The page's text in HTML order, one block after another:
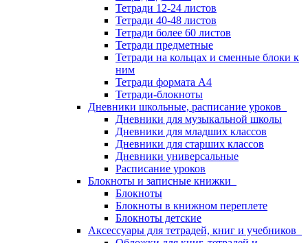
Тетради 12-24 листов
Тетради 40-48 листов
Тетради более 60 листов
Тетради предметные
Тетради на кольцах и сменные блоки к
ним
Тетради формата А4
Тетради-блокноты
Дневники школьные, расписание уроков
Дневники для музыкальной школы
Дневники для младших классов
Дневники для старших классов
Дневники универсальные
Расписание уроков
Блокноты и записные книжки
Блокноты
Блокноты в книжном переплете
Блокноты детские
Аксессуары для тетрадей, книг и учебников